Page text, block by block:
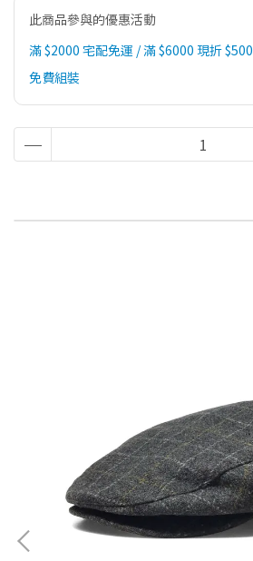
此商品參與的優惠活動
滿 $2000 宅配免運 / 滿 $6000 現折 $500
免費組裝